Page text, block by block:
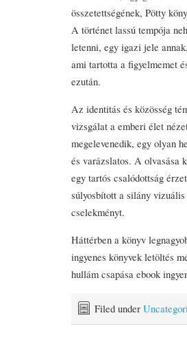
összetettségének, Pötty
A történet lassú tempója
letenni, egy igazi jele
ami tartotta a figyelmemet
ezután.
Az identitás és közösség
vizsgálat a emberi élet
megelevenedik, egy olyan
és varázslatos. A olvasása
egy tartós csalódottság
súlyosbított a silány
cselekményt.
Háttérben a könyv
ingyenes könyvek letöltés
hullám csapása ebook
Filed under